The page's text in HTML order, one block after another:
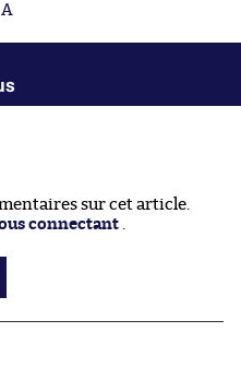
sur cet article.
connectant